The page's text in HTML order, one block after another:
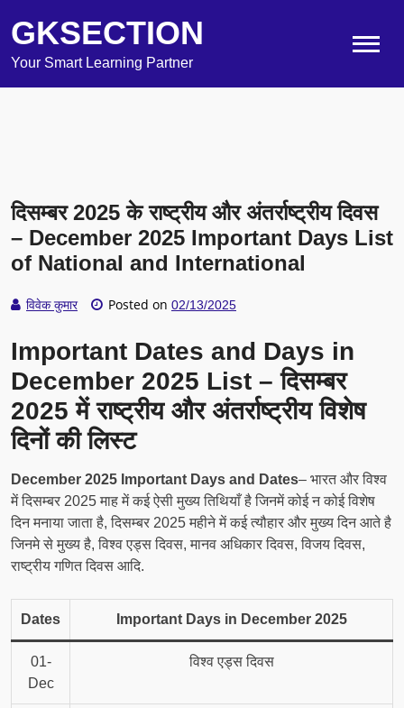
GKSECTION
Your Smart Learning Partner
दिसम्बर 2025 के राष्ट्रीय और अंतर्राष्ट्रीय दिवस
– December 2025 Important Days List
of National and International
विवेक कुमार Posted on 02/13/2025
Important Dates and Days in
December 2025 List – दिसम्बर
2025 में राष्ट्रीय और अंतर्राष्ट्रीय विशेष
दिनों की लिस्ट
December 2025 Important Days and Dates– भारत और विश्व
में दिसम्बर 2025 माह में कई ऐसी मुख्य तिथियाँ है जिनमें कोई न कोई विशेष
दिन मनाया जाता है, दिसम्बर 2025 महीने में कई त्यौहार और मुख्य दिन आते है
जिनमे से मुख्य है, विश्व एड्स दिवस, मानव अधिकार दिवस, विजय दिवस,
राष्ट्रीय गणित दिवस आदि.
Dates Important Days in December 2025
01-
Dec
विश्व एड्स दिवस